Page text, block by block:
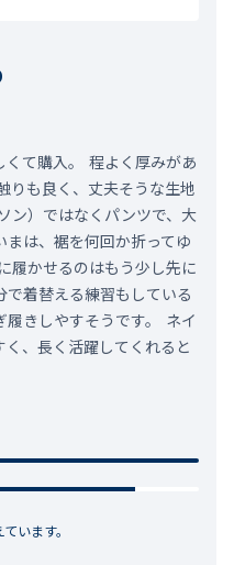
くて購入。 程よく厚みがあ
りも良く、丈夫そうな生地
ン）ではなくパンツで、大
まは、裾を何回か折ってゆ
履かせるのはもう少し先に
着替える練習もしている
きしやすそうです。 ネイ
く、長く活躍してくれると
います。